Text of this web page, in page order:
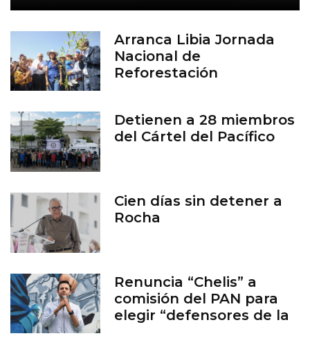
Arranca Libia Jornada
Nacional de
Reforestación
Detienen a 28 miembros
del Cártel del Pacífico
Cien días sin detener a
Rocha
Renuncia “Chelis” a
comisión del PAN para
elegir “defensores de la